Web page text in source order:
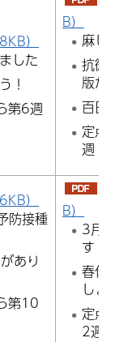
）
した
！
第6週
B）
麻し
抗微
版が
百日
定点
週
）
防接種
あり
第10
B）
3月
す！
春休
しょ
定点
2週